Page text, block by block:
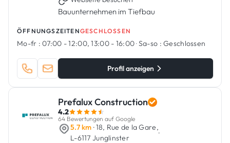
Bauunternehmen im Tiefbau
ÖFFNUNGSZEITENGESCHLOSSEN
Mo-fr : 07:00 - 12:00, 13:00 - 16:00·Sa-so : Geschlossen
Profil anzeigen
Prefalux Construction
4.2
64 Bewertungen auf Google
5.7 km · 18, Rue de la Gare,
L-6117 Junglinster
·